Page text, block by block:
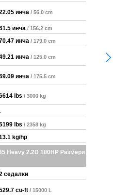
инча / 56.0 cm
инча / 156.2 cm
инча / 179.0 cm
инча / 125.0 cm
инча / 175.5 cm
lbs / 3000 kg
lbs / 2358 kg
kg/hp
Heavy 2.2D 180HP Размери
седалки
cu-ft / 15000 L